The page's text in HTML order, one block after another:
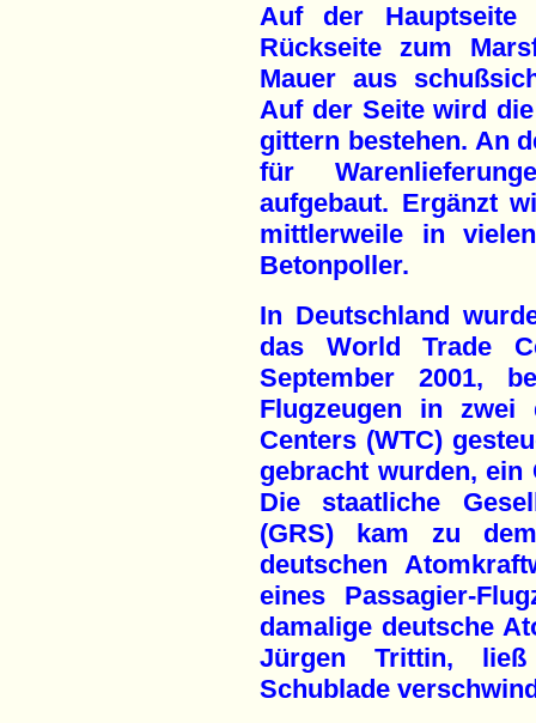
Auf der
Rückseite zum
Mauer aus
Auf der Seite wird
gittern bestehen. An
für
aufgebaut. Ergänzt
mittlerweile in
Betonpoller.
In Deutschland
das World Trade
September 2001,
Flugzeugen in
Centers (WTC)
gebracht wurden, ein
Die staatliche
(GRS) kam zu
deutschen
eines Passagier-
damalige deutsche
Jürgen Trittin,
Schublade